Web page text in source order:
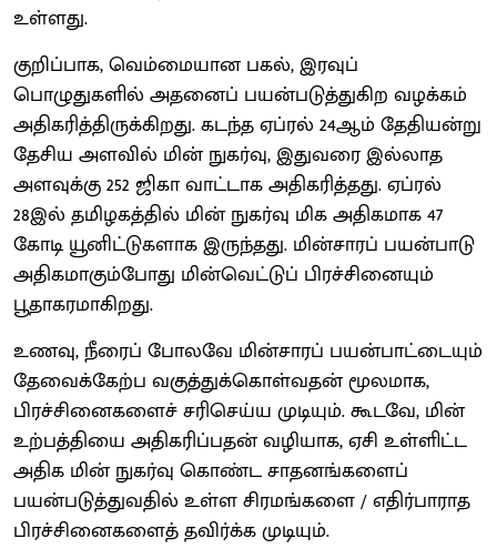
உள்ளது.
குறிப்பாக, வெம்மையான பகல், இரவுப்
பொழுதுகளில் அதனைப் பயன்படுத்துகிற வழக்கம்
அதிகரித்திருக்கிறது. கடந்த ஏப்ரல் 24ஆம் தேதியன்று
தேசிய அளவில் மின் நுகர்வு, இதுவரை இல்லாத
அளவுக்கு 252 ஜிகா வாட்டாக அதிகரித்தது. ஏப்ரல்
28இல் தமிழகத்தில் மின் நுகர்வு மிக அதிகமாக 47
கோடி யூனிட்டுகளாக இருந்தது. மின்சாரப் பயன்பாடு
அதிகமாகும்போது மின்வெட்டுப் பிரச்சினையும்
பூதாகரமாகிறது.
உணவு, நீரைப் போலவே மின்சாரப் பயன்பாட்டையும்
தேவைக்கேற்ப வகுத்துக்கொள்வதன் மூலமாக,
பிரச்சினைகளைச் சரிசெய்ய முடியும். கூடவே, மின்
உற்பத்தியை அதிகரிப்பதன் வழியாக, ஏசி உள்ளிட்ட
அதிக மின் நுகர்வு கொண்ட சாதனங்களைப்
பயன்படுத்துவதில் உள்ள சிரமங்களை / எதிர்பாராத
பிரச்சினைகளைத் தவிர்க்க முடியும்.